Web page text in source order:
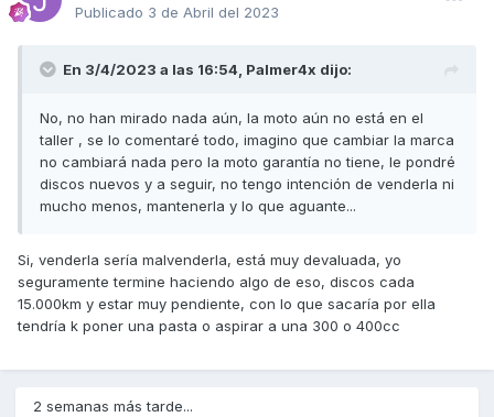
Publicado 3 de Abril del 2023
En 3/4/2023 a las 16:54, Palmer4x dijo:
No, no han mirado nada aún, la moto aún no está en el
taller , se lo comentaré todo, imagino que cambiar la marca
no cambiará nada pero la moto garantía no tiene, le pondré
discos nuevos y a seguir, no tengo intención de venderla ni
mucho menos, mantenerla y lo que aguante...
Si, venderla sería malvenderla, está muy devaluada, yo
seguramente termine haciendo algo de eso, discos cada
15.000km y estar muy pendiente, con lo que sacaría por ella
tendría k poner una pasta o aspirar a una 300 o 400cc
2 semanas más tarde...